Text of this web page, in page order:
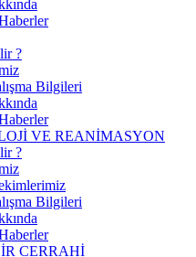
?
Bilgileri
VE REANİMASYON
?
Bilgileri
CERRAHİ